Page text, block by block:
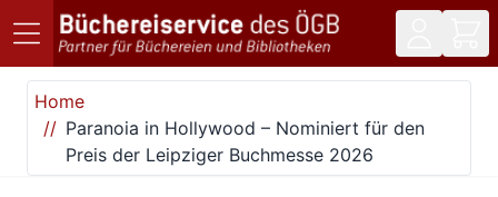
Direkt zum Inhalt
Home
Paranoia in Hollywood – Nominiert für den
Preis der Leipziger Buchmesse 2026